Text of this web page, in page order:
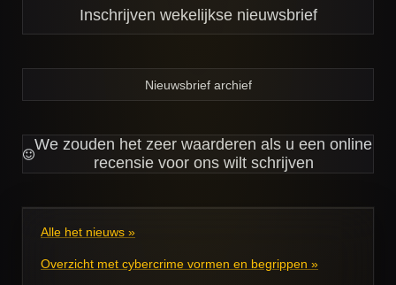
Inschrijven wekelijkse nieuwsbrief
Nieuwsbrief archief
We zouden het zeer waarderen als u een online
recensie voor ons wilt schrijven
Alle het nieuws »
Overzicht met cybercrime vormen en begrippen »